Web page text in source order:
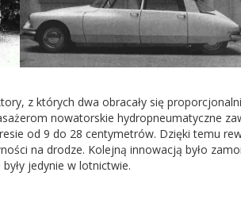
z których dwa obracały się
nowatorskie hydropneumatyczne
od 9 do 28 centymetrów. Dzięki temu
na drodze. Kolejną innowacją było
jedynie w lotnictwie.